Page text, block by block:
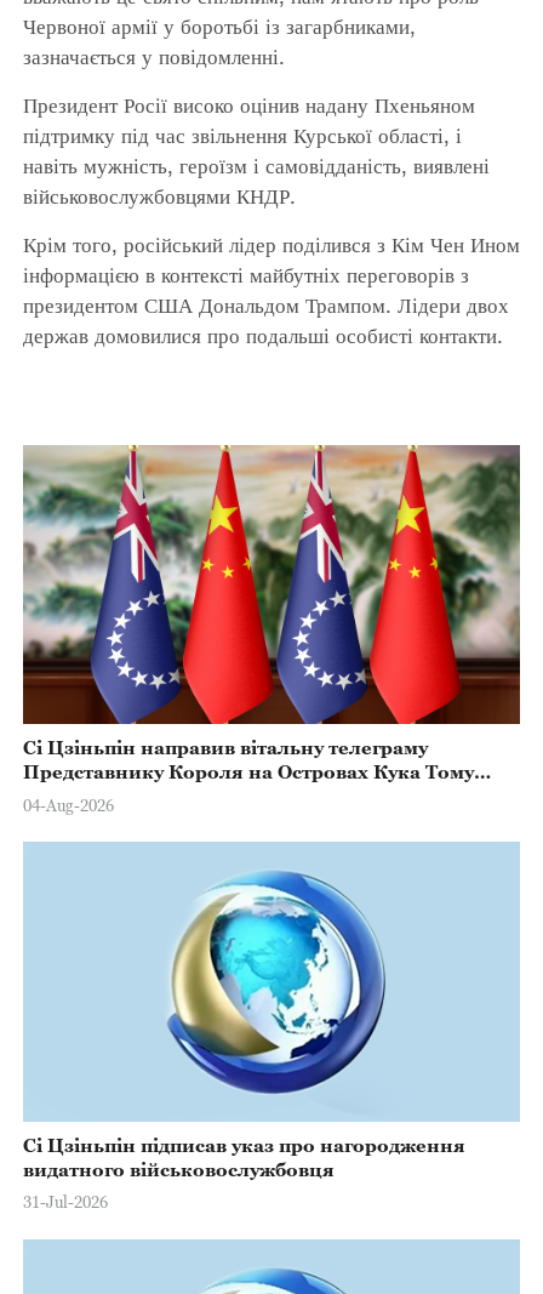
Червоної армії у боротьбі із загарбниками,
зазначається у повідомленні.
Президент Росії високо оцінив надану Пхеньяном
підтримку під час звільнення Курської області, і
навіть мужність, героїзм і самовідданість, виявлені
військовослужбовцями КНДР.
Крім того, російський лідер поділився з Кім Чен Ином
інформацією в контексті майбутніх переговорів з
президентом США Дональдом Трампом. Лідери двох
держав домовилися про подальші особисті контакти.
Сі Цзіньпін направив вітальну телеграму
Представнику Короля на Островах Кука Тому
Марстерсу з нагоди Дня Конституції
04-Aug-2026
Сі Цзіньпін підписав указ про нагородження
видатного військовослужбовця
31-Jul-2026